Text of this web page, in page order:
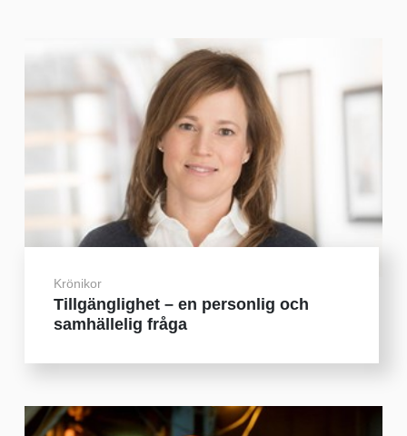
Krönikor
Tillgänglighet – en personlig och
samhällelig fråga